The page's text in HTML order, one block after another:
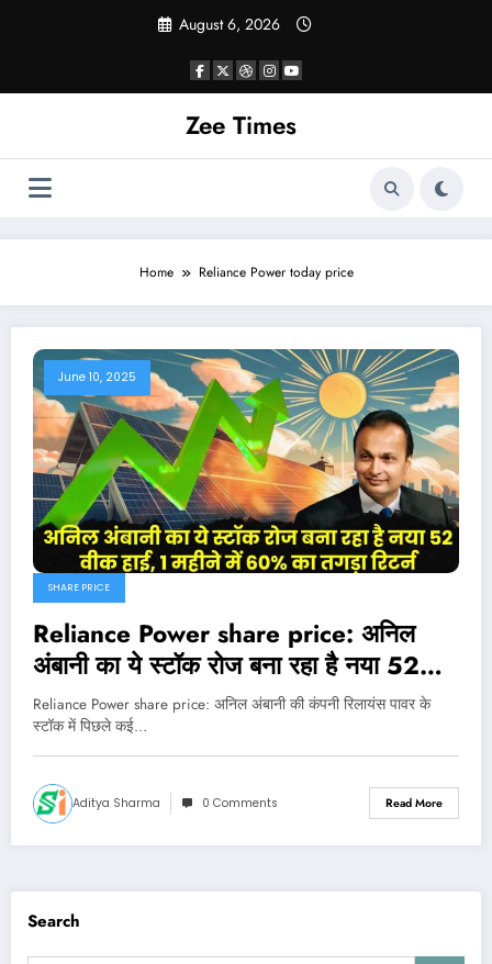
August 6, 2026
Zee Times
Home Reliance Power today price
June 10, 2025
SHARE PRICE
Reliance Power share price: अनिल
अंबानी का ये स्टॉक रोज बना रहा है नया 52
वीक हाई, 1 महीने में 60% का तगड़ा रिटर्न
Reliance Power share price: अनिल अंबानी की कंपनी रिलायंस पावर के
स्टॉक में पिछले कई…
Aditya Sharma 0 Comments Read More
Search